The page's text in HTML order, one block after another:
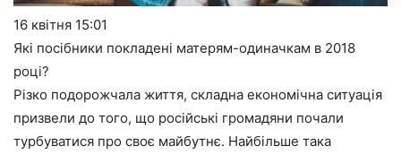
16 квітня 15:01
Які посібники покладені матерям-одиначкам в 2018
році?
Різко подорожчала життя, складна економічна ситуація
призвели до того, що російські громадяни почали
турбуватися про своє майбутнє. Найбільше така